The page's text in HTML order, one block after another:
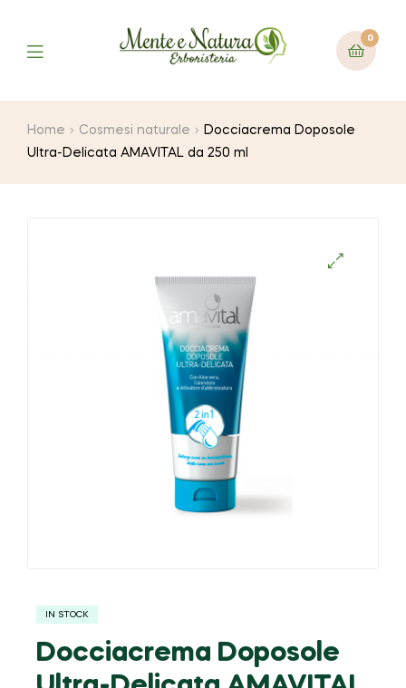
0
Home Cosmesi naturale
Docciacrema Doposole
Ultra-Delicata AMAVITAL da 250 ml
IN STOCK
Docciacrema Doposole